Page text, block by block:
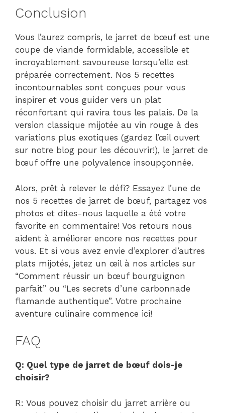
Conclusion
Vous l’aurez compris, le jarret de bœuf est une
coupe de viande formidable, accessible et
incroyablement savoureuse lorsqu’elle est
préparée correctement. Nos 5 recettes
incontournables sont conçues pour vous
inspirer et vous guider vers un plat
réconfortant qui ravira tous les palais. De la
version classique mijotée au vin rouge à des
variations plus exotiques (gardez l’œil ouvert
sur notre blog pour les découvrir!), le jarret de
bœuf offre une polyvalence insoupçonnée.
Alors, prêt à relever le défi? Essayez l’une de
nos 5 recettes de jarret de bœuf, partagez vos
photos et dites-nous laquelle a été votre
favorite en commentaire! Vos retours nous
aident à améliorer encore nos recettes pour
vous. Et si vous avez envie d’explorer d’autres
plats mijotés, jetez un œil à nos articles sur
“Comment réussir un bœuf bourguignon
parfait” ou “Les secrets d’une carbonnade
flamande authentique”. Votre prochaine
aventure culinaire commence ici!
FAQ
Q: Quel type de jarret de bœuf dois-je
choisir?
R: Vous pouvez choisir du jarret arrière ou